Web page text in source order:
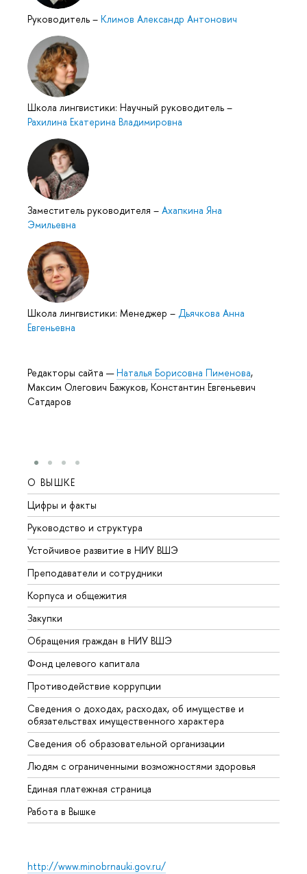
Руководитель – Климов Александр Антонович
Школа лингвистики: Научный руководитель –
Рахилина Екатерина Владимировна
Заместитель руководителя – Ахапкина Яна
Эмильевна
Школа лингвистики: Менеджер – Дьячкова Анна
Евгеньевна
Редакторы сайта —Наталья Борисовна Пименова,
Максим Олегович Бажуков, Константин Евгеньевич
Сатдаров
О ВЫШКЕ
Цифры и факты
Руководство и структура
Устойчивое развитие в НИУ ВШЭ
Преподаватели и сотрудники
Корпуса и общежития
Закупки
Обращения граждан в НИУ ВШЭ
Фонд целевого капитала
Противодействие коррупции
Сведения о доходах, расходах, об имуществе и
обязательствах имущественного характера
Сведения об образовательной организации
Людям с ограниченными возможностями здоровья
Единая платежная страница
Работа в Вышке
http://www.minobrnauki.gov.ru/